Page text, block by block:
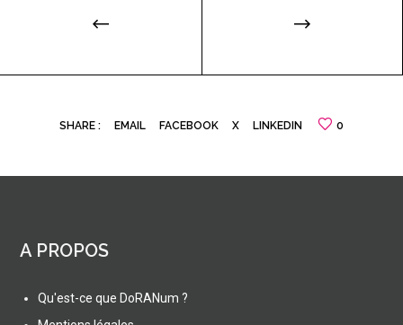
SHARE : EMAIL FACEBOOK X LINKEDIN 0
A PROPOS
Qu'est-ce que DoRANum ?